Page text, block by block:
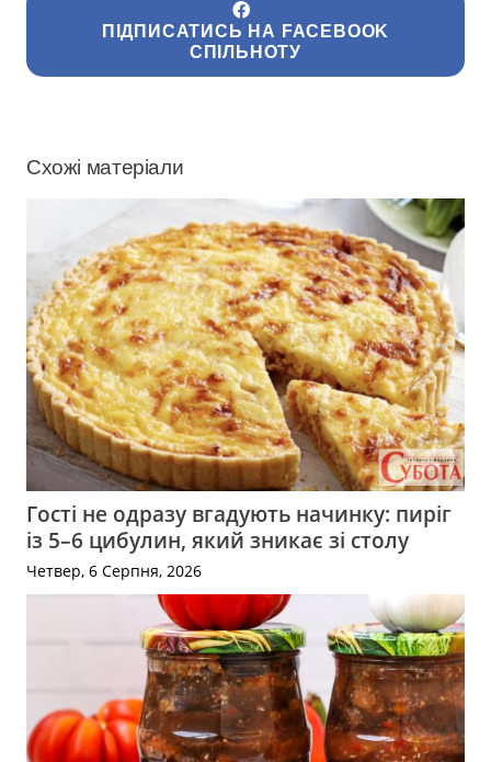
ПІДПИСАТИСЬ НА FACEBOOK
СПІЛЬНОТУ
Схожі матеріали
Гості не одразу вгадують начинку: пиріг
із 5–6 цибулин, який зникає зі столу
Четвер, 6 Серпня, 2026